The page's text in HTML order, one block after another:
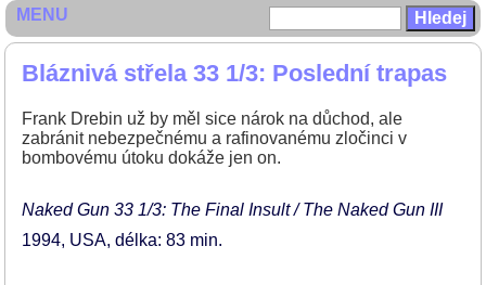
Bláznivá střela 33 1/3: Poslední trapas
Frank Drebin už by měl sice nárok na důchod, ale
zabránit nebezpečnému a rafinovanému zločinci v
bombovému útoku dokáže jen on.
Naked Gun 33 1/3: The Final Insult / The Naked Gun III
1994 USA délka: 83 min
MENU